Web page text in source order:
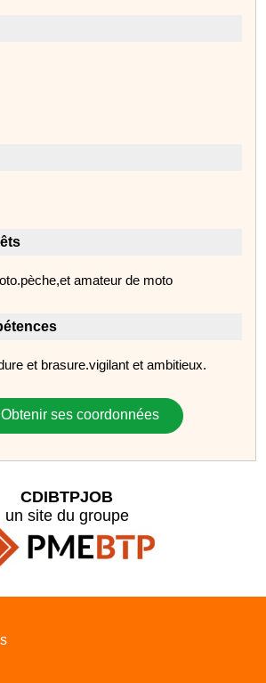
amateur de moto
et brasure.vigilant et ambitieux.
Obtenir ses coordonnées
CDIBTPJOB
un site du groupe